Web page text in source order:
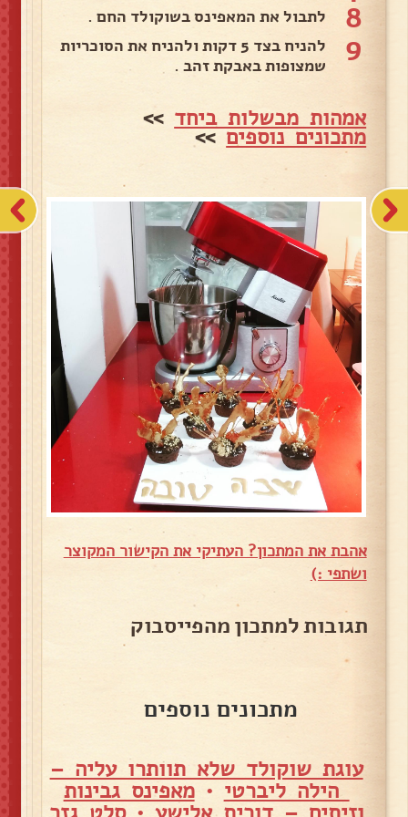
8 לתבול את המאפינס בשוקולד החם .
9
להניח בצד 5 דקות ולהניח את הסוכריות
שמצופות באבקת זהב .
אמהות מבשלות ביחד >>
מתכונים נוספים>>
אהבת את המתכון? העתיקי את הקישור המקוצר
ושתפי :)
תגובות למתכון מהפייסבוק
מתכונים נוספים
עוגת שוקולד שלא תוותרו עליה –
הילה ליברטי •מאפינס גבינות